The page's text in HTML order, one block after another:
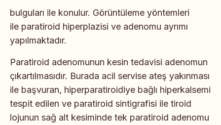
bulguları ile konulur. Görüntüleme yöntemleri
ile paratiroid hiperplazisi ve adenomu ayrımı
yapılmaktadır.
Paratiroid adenomunun kesin tedavisi adenomun
çıkartılmasıdır. Burada acil servise ateş yakınması
ile başvuran, hiperparatiroidiye bağlı hiperkalsemi
tespit edilen ve paratiroid sintigrafisi ile tiroid
lojunun sağ alt kesiminde tek paratiroid adenomu